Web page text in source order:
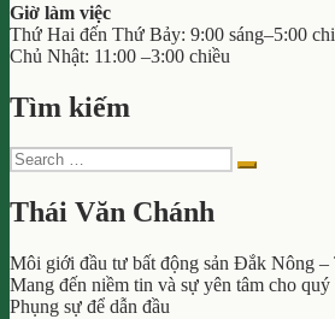
hữu
nhà
đất
nhất
Giờ làm việc
Thứ Hai đến Thứ Bảy: 9:00 sáng–5:00
Chủ Nhật: 11:00 –3:00 chiều
Tìm kiếm
Search
for:
Search
Thái Văn Chánh
Môi giới đầu tư bất động sản Đắk Nông –
Mang đến niềm tin và sự yên tâm cho quý
Phụng sự để dẫn đầu